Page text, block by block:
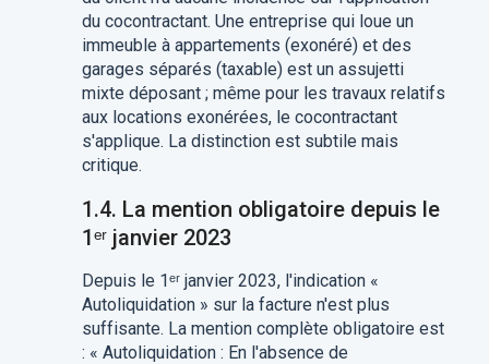
du cocontractant. Une entreprise qui loue un
immeuble à appartements (exonéré) et des
garages séparés (taxable) est un assujetti
mixte déposant ; même pour les travaux relatifs
aux locations exonérées, le cocontractant
s'applique. La distinction est subtile mais
critique.
1.4. La mention obligatoire depuis le
1ᵉʳ janvier 2023
Depuis le 1ᵉʳ janvier 2023, l'indication «
Autoliquidation » sur la facture n'est plus
suffisante. La mention complète obligatoire est
: « Autoliquidation : En l'absence de